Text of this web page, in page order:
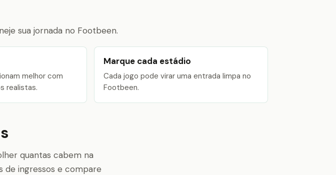
sua jornada no Footbeen.
melhor com
realistas.
Marque cada estádio
Cada jogo pode virar uma entrada limpa no
Footbeen.
quantas cabem na
de ingressos e compare